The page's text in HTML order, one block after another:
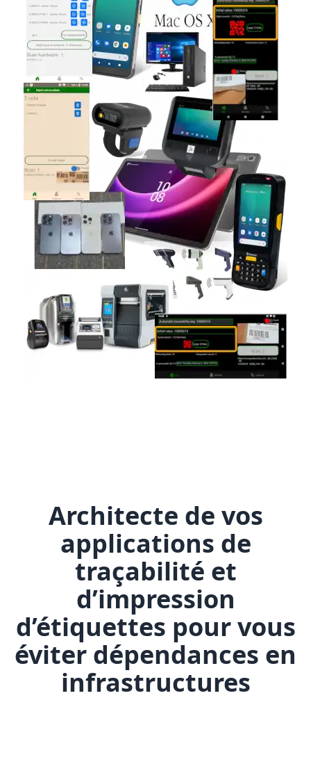
Architecte de vos
applications de
traçabilité et
d’impression
d’étiquettes pour vous
éviter dépendances en
infrastructures